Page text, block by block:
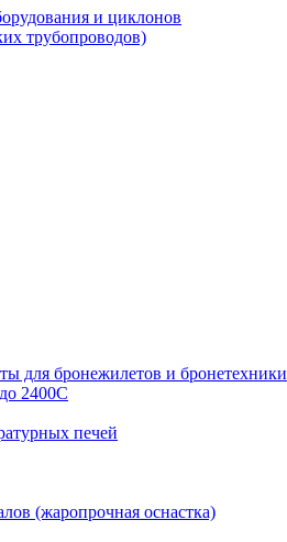
и циклонов
трубопроводов)
для бронежилетов и бронетехники
2400С
печей
(жаропрочная оснастка)